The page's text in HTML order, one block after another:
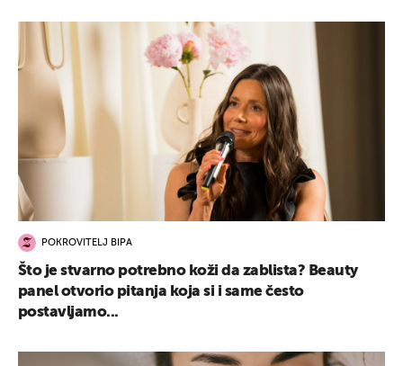
POKROVITELJ BIPA
Što je stvarno potrebno koži da zablista? Beauty
panel otvorio pitanja koja si i same često
postavljamo...